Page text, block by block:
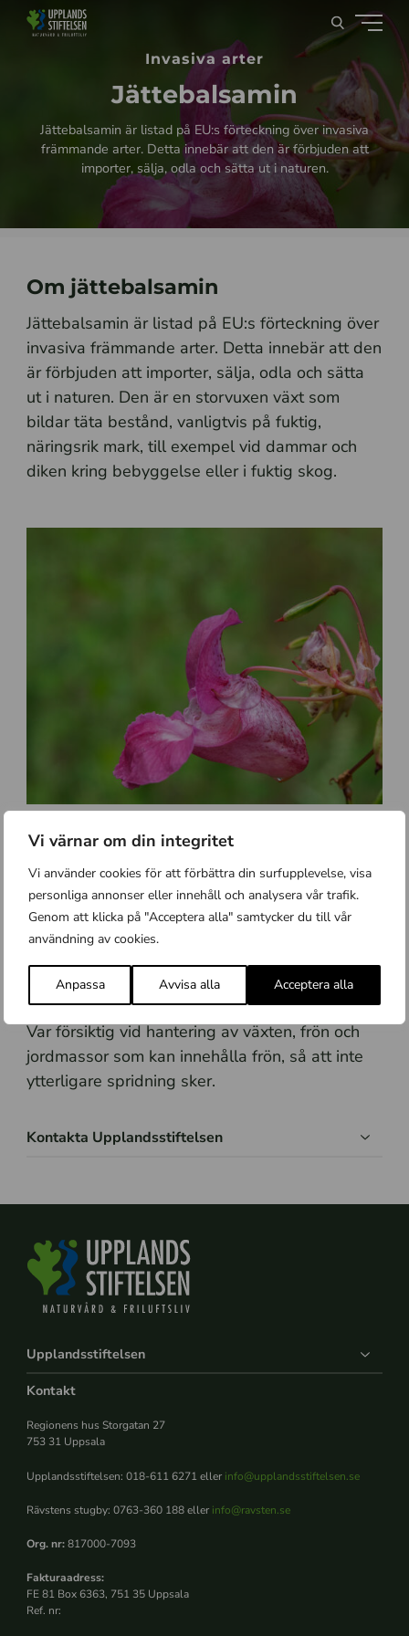
Vi värnar om din integritet
Vi använder cookies för att förbättra din surfupplevelse, visa
personliga annonser eller innehåll och analysera vår trafik.
Genom att klicka på "Acceptera alla" samtycker du till vår
användning av cookies.
Anpassa Avvisa alla Acceptera alla
Invasiva arter
Jättebalsamin
Jättebalsamin är listad på EU:s förteckning över invasiva
främmande arter. Detta innebär att den är förbjuden att
importer, sälja, odla och sätta ut i naturen.
Om jättebalsamin
Jättebalsamin är listad på EU:s förteckning över
invasiva främmande arter. Detta innebär att den
är förbjuden att importer, sälja, odla och sätta
ut i naturen. Den är en storvuxen växt som
bildar täta bestånd, vanligtvis på fuktig,
näringsrik mark, till exempel vid dammar och
diken kring bebyggelse eller i fuktig skog.
Jättebalsaminen bekämpas genom att stjälken
slås av innan den blommar och sätter frö. Ofta
behöver man göra detta vid ett par eller flera
vegetationen ska inte komposteras utan
förbrännas eller lämnas till återvinningscentral.
Var försiktig vid hantering av växten, frön och
jordmassor som kan innehålla frön, så att inte
ytterligare spridning sker.
Kontakta Upplandsstiftelsen
Upplandsstiftelsen
Kontakt
Regionens hus Storgatan 27
753 31 Uppsala
Upplandsstiftelsen: 018-611 6271 eller info@upplandsstiftelsen.se
Rävstens stugby: 0763-360 188 eller info@ravsten.se
Org. nr:817000-7093
Fakturaadress:
FE 81 Box 6363, 751 35 Uppsala
Ref. nr: